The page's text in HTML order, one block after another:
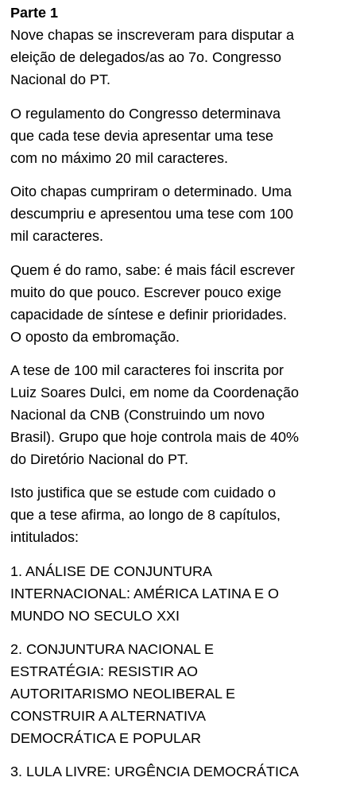
Parte 1
Nove chapas se inscreveram para disputar a
eleição de delegados/as ao 7o. Congresso
Nacional do PT.
O regulamento do Congresso determinava
que cada tese devia apresentar uma tese
com no máximo 20 mil caracteres.
Oito chapas cumpriram o determinado. Uma
descumpriu e apresentou uma tese com 100
mil caracteres.
Quem é do ramo, sabe: é mais fácil escrever
muito do que pouco. Escrever pouco exige
capacidade de síntese e definir prioridades.
O oposto da embromação.
A tese de 100 mil caracteres foi inscrita por
Luiz Soares Dulci, em nome da Coordenação
Nacional da CNB (Construindo um novo
Brasil). Grupo que hoje controla mais de 40%
do Diretório Nacional do PT.
Isto justifica que se estude com cuidado o
que a tese afirma, ao longo de 8 capítulos,
intitulados:
1. ANÁLISE DE CONJUNTURA
INTERNACIONAL: AMÉRICA LATINA E O
MUNDO NO SECULO XXI
2. CONJUNTURA NACIONAL E
ESTRATÉGIA: RESISTIR AO
AUTORITARISMO NEOLIBERAL E
CONSTRUIR A ALTERNATIVA
DEMOCRÁTICA E POPULAR
3. LULA LIVRE: URGÊNCIA DEMOCRÁTICA